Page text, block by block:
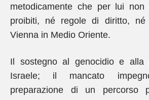
metodicamente che per lui non
proibiti, né regole di diritto, né
Vienna in Medio Oriente.
Il sostegno al genocidio e alla
Israele; il mancato
preparazione di un percorso